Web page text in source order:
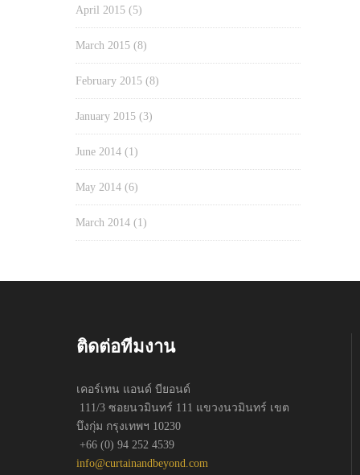
April 2015 (5)
March 2015 (8)
February 2015 (8)
January 2015 (3)
June 2014 (1)
May 2014 (6)
March 2014 (1)
ติดต่อทีมงาน
เคอร์เทน แอนด์ บียอนด์
111/3 ซอยนวมินทร์ 111 แขวงนวมินทร์ เขต
บึงกุ่ม กรุงเทพฯ 10230
+66 (0) 94 252 4539
info@curtainandbeyond.com